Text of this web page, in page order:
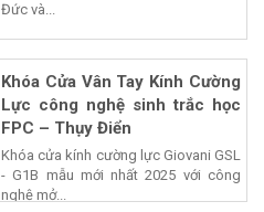
Đức và...
Khóa Cửa Vân Tay Kính Cường
Lực công nghệ sinh trắc học
FPC – Thụy Điển
Khóa cửa kính cường lực Giovani GSL
- G1B mẫu mới nhất 2025 với công
nghệ mở...